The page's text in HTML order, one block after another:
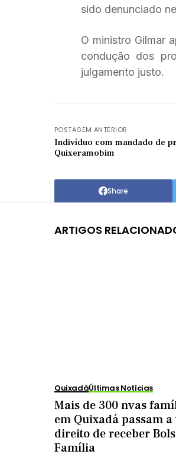
sido denunciado
O ministro Gilmar
condução dos
julgamento justo.
POSTAGEM ANTERIOR
Indivíduo com mandado de
Quixeramobim
Share
ARTIGOS
QuixadáÚltimas Notícias
Mais de 300 nvas
em Quixadá passam
direito de receber
Família